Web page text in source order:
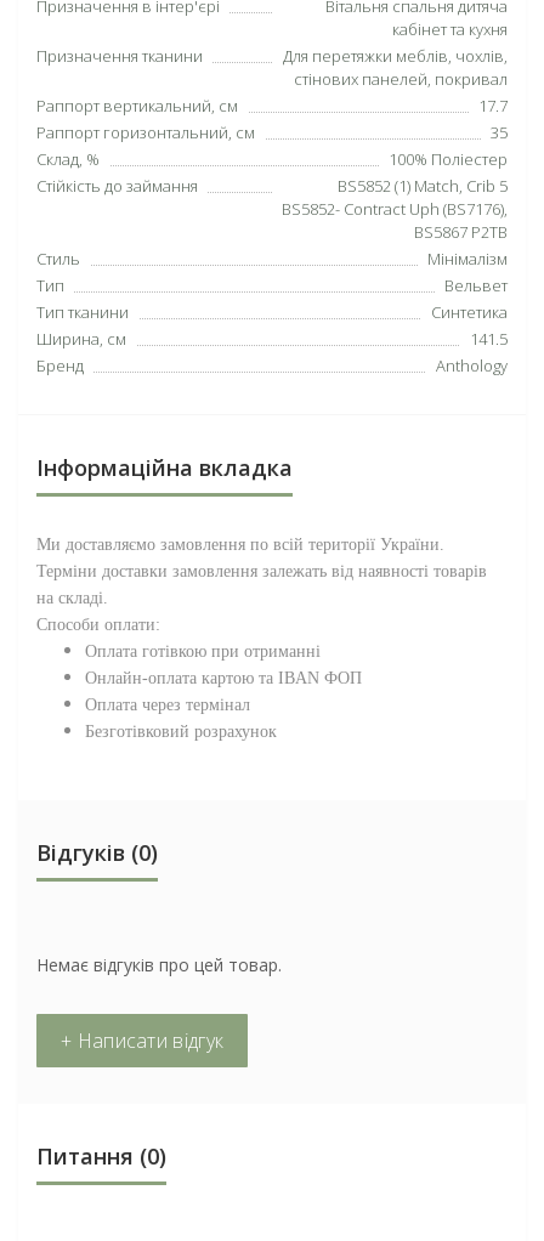
Призначення в інтер'єрі
Вітальня спальня дитяча
кабінет та кухня
Призначення тканини
Для перетяжки меблів, чохлів,
стінових панелей, покривал
Раппорт вертикальний, см
17.7
Раппорт горизонтальний, см
35
Склад, %
100% Поліестер
Стійкість до займання
BS5852 (1) Match, Crib 5
BS5852- Contract Uph (BS7176),
BS5867 P2TB
Стиль
Мінімалізм
Тип
Вельвет
Тип тканини
Синтетика
Ширина, см
141.5
Бренд
Anthology
Інформаційна вкладка
Ми доставляємо замовлення по всій території України.
Терміни доставки замовлення залежать від наявності товарів
на складі.
Способи оплати:
Оплата готівкою при отриманні
Онлайн-оплата картою та IBAN ФОП
Оплата через термінал
Безготівковий розрахунок
Відгуків (0)
Немає відгуків про цей товар.
+ Написати відгук
Питання (0)